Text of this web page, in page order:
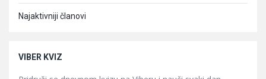
Najaktivniji članovi
VIBER KVIZ